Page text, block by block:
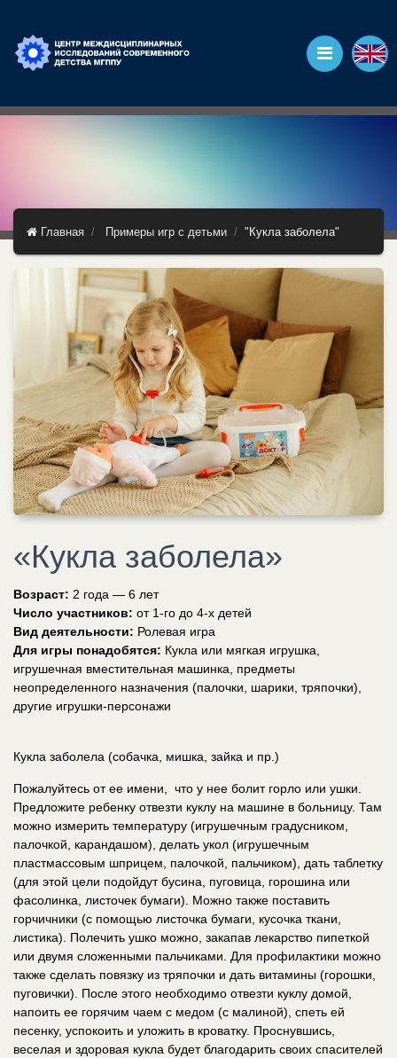
Главная Примеры игр с детьми "Кукла заболела"
«Кукла заболела»
Возраст: 2 года — 6 лет
Число участников: от 1-го до 4-х детей
Вид деятельности: Ролевая игра
Для игры понадобятся: Кукла или мягкая игрушка,
игрушечная вместительная машинка, предметы
неопределенного назначения (палочки, шарики, тряпочки),
другие игрушки-персонажи
Кукла заболела (собачка, мишка, зайка и пр.)
Пожалуйтесь от ее имени, что у нее болит горло или ушки.
Предложите ребенку отвезти куклу на машине в больницу. Там
можно измерить температуру (игрушечным градусником,
палочкой, карандашом), делать укол (игрушечным
пластмассовым шприцем, палочкой, пальчиком), дать таблетку
(для этой цели подойдут бусина, пуговица, горошина или
фасолинка, листочек бумаги). Можно также поставить
горчичники (с помощью листочка бумаги, кусочка ткани,
листика). Полечить ушко можно, закапав лекарство пипеткой
или двумя сложенными пальчиками. Для профилактики можно
также сделать повязку из тряпочки и дать витамины (горошки,
пуговички). После этого необходимо отвезти куклу домой,
напоить ее горячим чаем с медом (с малиной), спеть ей
песенку, успокоить и уложить в кроватку. Проснувшись,
веселая и здоровая кукла будет благодарить своих спасителей